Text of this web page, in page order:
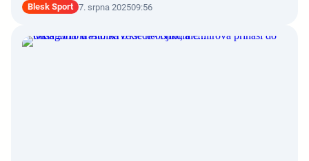
Blesk Sport 7. srpna 202509:56